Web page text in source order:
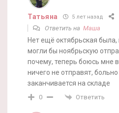
Татьяна 5 лет назад
Ответить на Маша
Нет ещё октябрьская
могли бы ноябрьскую
почему, теперь боюсь мне
ничего не отправят,
заканчивается на складе
0 Ответить